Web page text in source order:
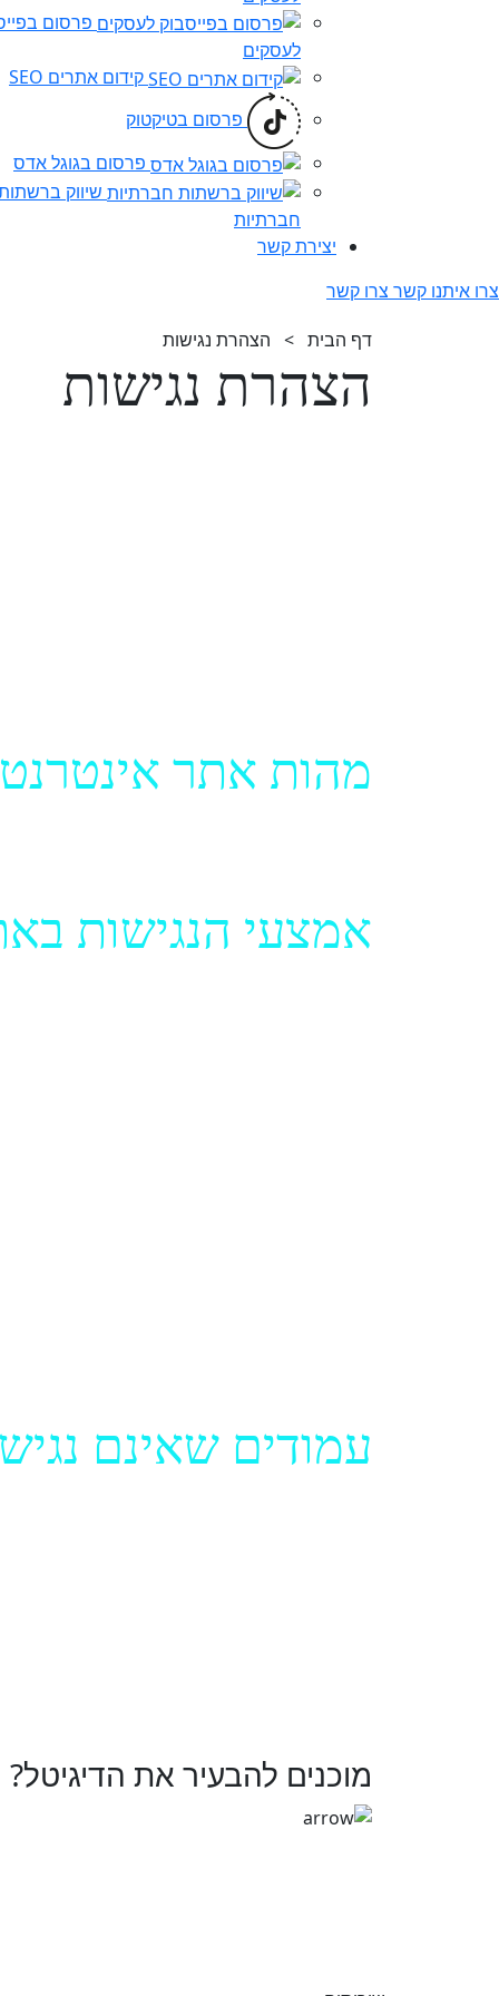
פרסום
לעסקים
קידום אתרים SEO
פרסום בטיקטוק
פרסום בגוגל אדס
שיווק
חברתיות
יצירת קשר
צרו איתנו קשר צרו קשר
דף הבית > הצהרת נגישות
הצהרת נגישות
מהות אתר
אמצעי הנגישות
עמודים שאינם
מוכנים להבעיר את הדיגיטל?